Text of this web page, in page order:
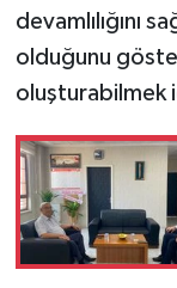
devamlılığını
olduğunu
oluşturabilmek